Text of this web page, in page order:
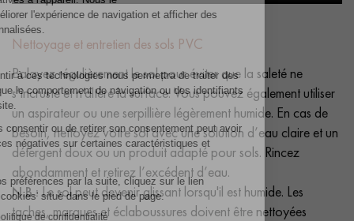
Nettoyage et entretien des sols PVC
Balayez régulièrement le sol pour éviter que la saleté ne
s’incruste et n’altère la surface. Vous pouvez également utiliser
un aspirateur ou une serpillière légèrement humide. En cas de
besoin, nettoyez votre sol avec une solution d’eau claire et un
détergent doux ou un produit adapté pour sols. Rincez
abondamment et retirez l’excédent d’eau.
N.B.:Le sol peut devenir glissant lorsqu'il est humide. Les
taches, marques et éclaboussures doivent être nettoyées